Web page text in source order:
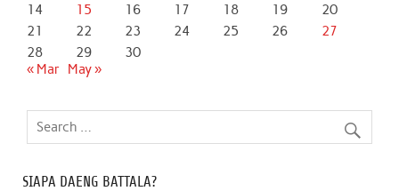
14 15 16 17 18 19
20
21
22 23 24 25 26
27
28
29
30
« Mar May »
SIAPA DAENG BATTALA?